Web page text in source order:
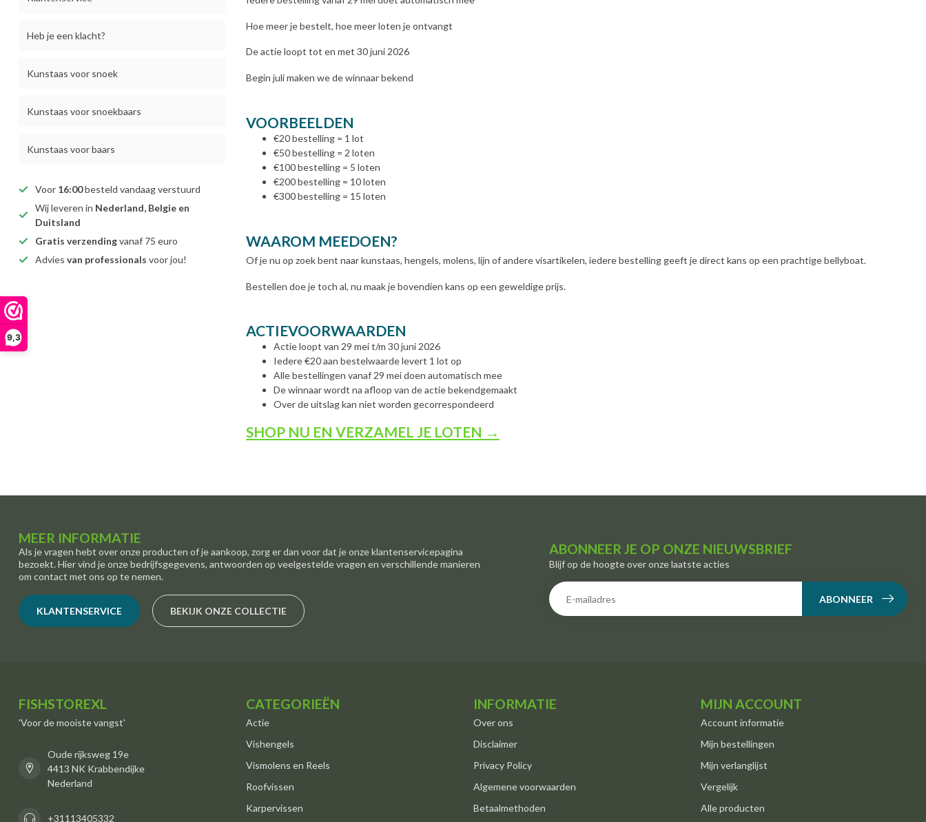
9,3
Heb je een klacht?
Kunstaas voor snoek
Kunstaas voor snoekbaars
Kunstaas voor baars
Voor 16:00besteld vandaag verstuurd
Wij leveren in Nederland, Belgie en
Duitsland
Gratis verzendingvanaf 75 euro
Advies van professionals voor jou!
Hoe meer je bestelt, hoe meer loten je ontvangt
De actie loopt tot en met 30 juni 2026
Begin juli maken we de winnaar bekend
VOORBEELDEN
€20 bestelling = 1 lot
€50 bestelling = 2 loten
€100 bestelling = 5 loten
€200 bestelling = 10 loten
€300 bestelling = 15 loten
WAAROM MEEDOEN?
Of je nu op zoek bent naar kunstaas, hengels, molens, lijn of andere visartikelen, iedere bestelling geeft je direct kans op een prachtige bellyboat.
Bestellen doe je toch al, nu maak je bovendien kans op een geweldige prijs.
ACTIEVOORWAARDEN
Actie loopt van 29 mei t/m 30 juni 2026
Iedere €20 aan bestelwaarde levert 1 lot op
Alle bestellingen vanaf 29 mei doen automatisch mee
De winnaar wordt na afloop van de actie bekendgemaakt
Over de uitslag kan niet worden gecorrespondeerd
SHOP NU EN VERZAMEL JE LOTEN →
MEER INFORMATIE
Als je vragen hebt over onze producten of je aankoop, zorg er dan voor dat je onze klantenservicepagina
bezoekt. Hier vind je onze bedrijfsgegevens, antwoorden op veelgestelde vragen en verschillende manieren
om contact met ons op te nemen.
KLANTENSERVICE BEKIJK ONZE COLLECTIE
ABONNEER JE OP ONZE NIEUWSBRIEF
Blijf op de hoogte over onze laatste acties
ABONNEER
FISHSTOREXL
'Voor de mooiste vangst'
Oude rijksweg 19e
4413 NK Krabbendijke
Nederland
+31113405332
CATEGORIEËN
Actie
Vishengels
Vismolens en Reels
Roofvissen
Karpervissen
INFORMATIE
Over ons
Disclaimer
Privacy Policy
Algemene voorwaarden
Betaalmethoden
MIJN ACCOUNT
Account informatie
Mijn bestellingen
Mijn verlanglijst
Vergelijk
Alle producten